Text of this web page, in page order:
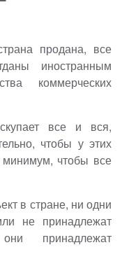
продана, все
иностранным
коммерческих
все и вся,
чтобы у этих
чтобы все
в стране, ни одни
не принадлежат
принадлежат